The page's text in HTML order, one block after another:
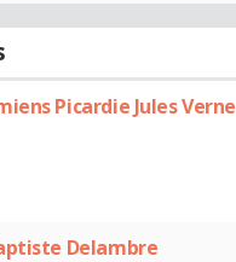
Picardie Jules Verne
Delambre